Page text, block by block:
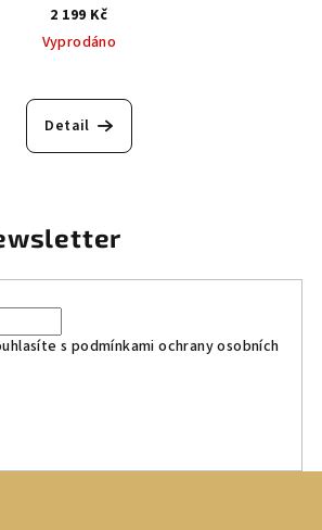
2 199 Kč
Vyprodáno
Detail
s podmínkami ochrany osobních